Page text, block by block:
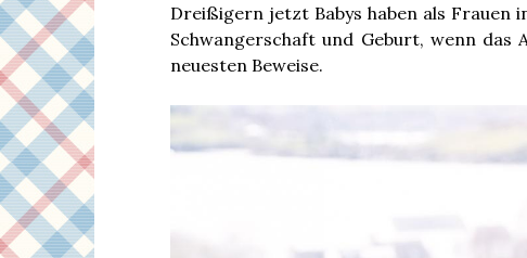
Dreißigern jetzt Babys haben als Frauen
Schwangerschaft und Geburt, wenn
neuesten Beweise.